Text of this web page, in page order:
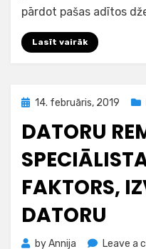
pārdot pašas adītos
Lasīt vairāk
Posted
14. februāris, 2019
DATORU
FAKTORS,
DATORU
byAnnija Leave a